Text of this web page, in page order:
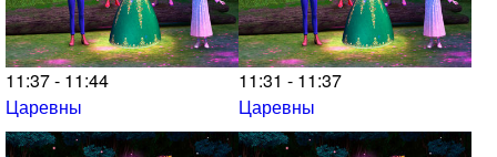
11:37 - 11:44
Царевны
11:31 - 11:37
Царевны